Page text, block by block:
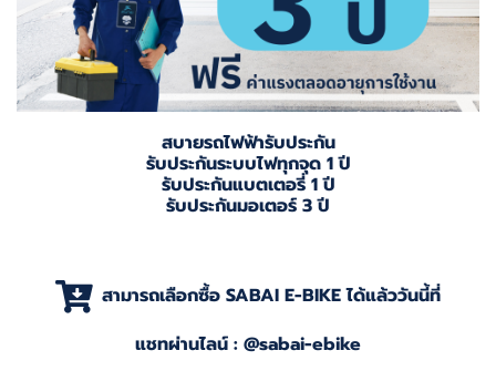
สบายรถไฟฟ้ารับประกัน
รับประกันระบบไฟทุกจุด 1 ปี
รับประกันแบตเตอรี่ 1 ปี
รับประกันมอเตอร์ 3 ปี
สามารถเลือกซื้อ SABAI E-BIKE ได้แล้ววันนี้ที่
แชทผ่านไลน์ : @sabai-ebike